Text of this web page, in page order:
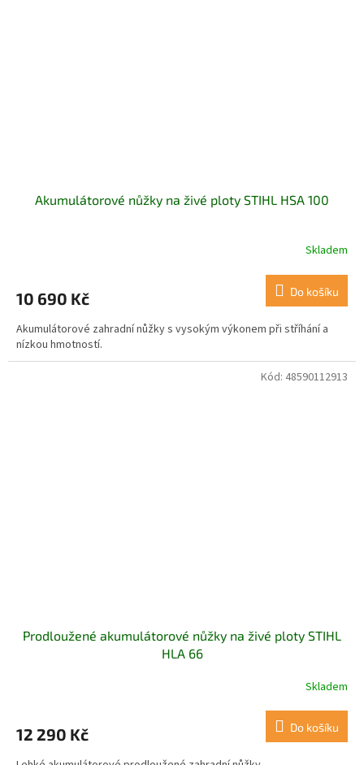
Akumulátorové nůžky na živé ploty STIHL HSA 100
Skladem
10 690 Kč Do košíku
Akumulátorové zahradní nůžky s vysokým výkonem při stříhání a
nízkou hmotností.
Prodloužené akumulátorové nůžky na živé ploty STIHL
HLA 66
Skladem
12 290 Kč Do košíku
Kód: 48590112913